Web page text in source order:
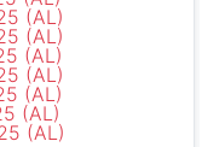
(AL)
(AL)
(AL)
(AL)
(AL)
(AL)
(AL)